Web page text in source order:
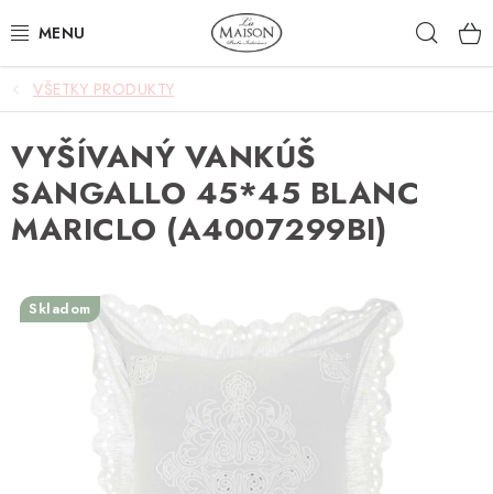
na
NOVINKY
AKCIA
ZÁHRADA
SVIETIDLÁ
VŠETKY PRODUKTY
VYŠÍVANÝ VANKÚŠ
SANGALLO 45*45 BLANC
MARICLO (A4007299BI)
Skladom